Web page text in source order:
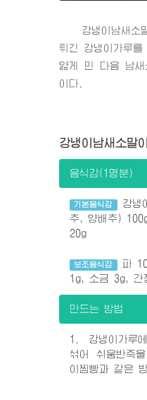
강냉이남새소말
튀긴 강냉이가루
얇게 민 다음 남
이다.
강냉이남새소말
음식감(1명분)
기본음식감
강냉
추, 양배추)
20g
보조음식감
파
1g, 소금 3g, 간
만드는 방법
1. 강냉이가루
섞어 쉬움반죽
이찜빵과 같은